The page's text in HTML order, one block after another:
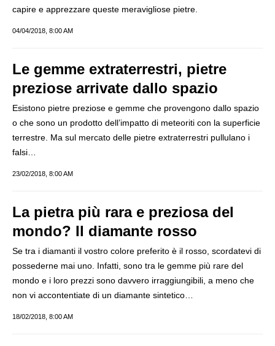
capire e apprezzare queste meravigliose pietre.
04/04/2018, 8:00 AM
Le gemme extraterrestri, pietre
preziose arrivate dallo spazio
Esistono pietre preziose e gemme che provengono dallo spazio
o che sono un prodotto dell’impatto di meteoriti con la superficie
terrestre. Ma sul mercato delle pietre extraterrestri pullulano i
falsi…
23/02/2018, 8:00 AM
La pietra più rara e preziosa del
mondo? Il diamante rosso
Se tra i diamanti il vostro colore preferito è il rosso, scordatevi di
possederne mai uno. Infatti, sono tra le gemme più rare del
mondo e i loro prezzi sono davvero irraggiungibili, a meno che
non vi accontentiate di un diamante sintetico…
18/02/2018, 8:00 AM